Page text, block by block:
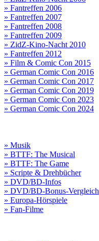
» Fantreffen 2006
» Fantreffen 2007
» Fantreffen 2008
» Fantreffen 2009
» ZidZ-Kino-Nacht 2010
» Fantreffen 2012
» Film & Comic Con 2015
» German Comic Con 2016
» German Comic Con 2017
» German Comic Con 2019
» German Comic Con 2023
» German Comic Con 2024
» Musik
» BTTF: The Musical
» BTTF: The Game
» Scripte & Drehbücher
» DVD/BD-Infos
» DVD/BD-Bonus-Vergleich
» Europa-Hörspiele
» Fan-Filme